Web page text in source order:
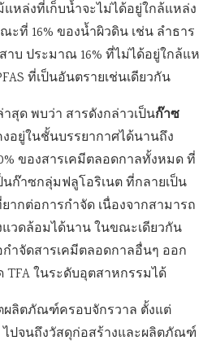
หล่งที่เก็บน้ำจะไม่ได้อยู่ใกล้แหล่ง
ที่ 16% ของน้ำผิวดิน เช่น ลำธาร
าบ ประมาณ 16% ที่ไม่ได้อยู่ใกล้แห
ที่เป็นอันตรายเช่นเดียวกัน
สุด พบว่า สารดังกล่าวเป็นก๊าซ
อยู่ในชั้นบรรยากาศได้นานถึง
ของสารเคมีตลอดกาลทั้งหมด ที่
นก๊าซกลุ่มฟลูโอริเนต ที่กลายเป็น
ากต่อการกำจัด เนื่องจากสามารถ
วดล้อมได้นาน ในขณะเดียวกัน
กำจัดสารเคมีตลอดกาลอื่นๆ ออก
TFA ในระดับอุตสาหกรรมได้
ลิตภัณฑ์ครอบจักรวาล ตั้งแต่
ปจนถึงวัสดุก่อสร้างและผลิตภัณฑ์